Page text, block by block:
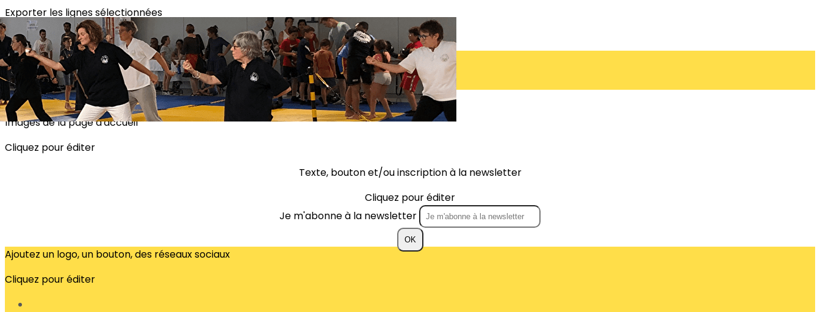
Exporter les lignes sélectionnées
Exporter toutes les colonnes
Exporter uniquement les colonnes affichées
Menu
?>
Images de la page d'accueil
Cliquez pour éditer
Texte, bouton et/ou inscription à la newsletter
Cliquez pour éditer
Je m'abonne à la newsletter
OK
Ajoutez un logo, un bouton, des réseaux sociaux
Cliquez pour éditer